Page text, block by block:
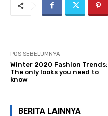
POS SEBELUMNYA
Winter 2020 Fashion Trends:
The only looks you need to
know
BERITA LAINNYA